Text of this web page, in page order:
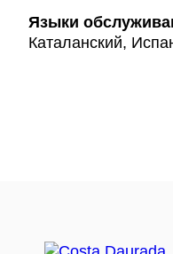
Языки
Каталанский,